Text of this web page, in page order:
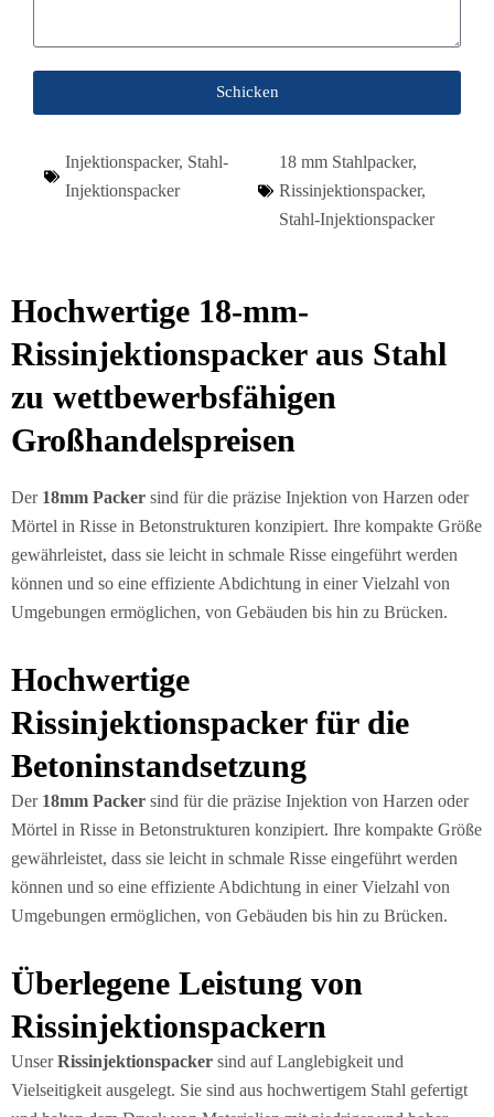
Schicken
Injektionspacker, Stahl-
Injektionspacker
18 mm Stahlpacker,
Rissinjektionspacker,
Stahl-Injektionspacker
Hochwertige 18-mm-
Rissinjektionspacker aus Stahl
zu wettbewerbsfähigen
Großhandelspreisen
Der 18mm Packer sind für die präzise Injektion von Harzen oder
Mörtel in Risse in Betonstrukturen konzipiert. Ihre kompakte Größe
gewährleistet, dass sie leicht in schmale Risse eingeführt werden
können und so eine effiziente Abdichtung in einer Vielzahl von
Umgebungen ermöglichen, von Gebäuden bis hin zu Brücken.
Hochwertige
Rissinjektionspacker für die
Betoninstandsetzung
Der 18mm Packer sind für die präzise Injektion von Harzen oder
Mörtel in Risse in Betonstrukturen konzipiert. Ihre kompakte Größe
gewährleistet, dass sie leicht in schmale Risse eingeführt werden
können und so eine effiziente Abdichtung in einer Vielzahl von
Umgebungen ermöglichen, von Gebäuden bis hin zu Brücken.
Überlegene Leistung von
Rissinjektionspackern
UnserRissinjektionspacker sind auf Langlebigkeit und
Vielseitigkeit ausgelegt. Sie sind aus hochwertigem Stahl gefertigt